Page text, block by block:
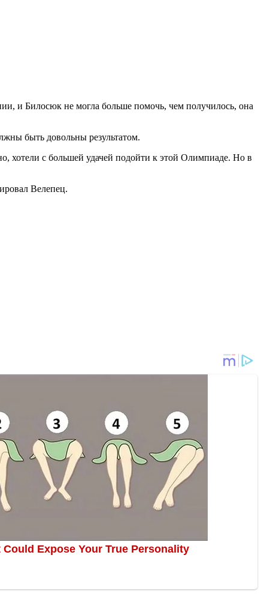
и Билосюк не могла больше помочь, чем получилось, она
быть довольны результатом.
хотели с большей удачей подойти к этой Олимпиаде. Но в
Велепец.